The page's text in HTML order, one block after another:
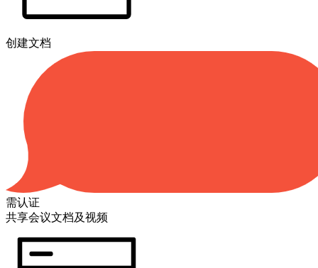
创建文档
需认证
共享会议文档及视频